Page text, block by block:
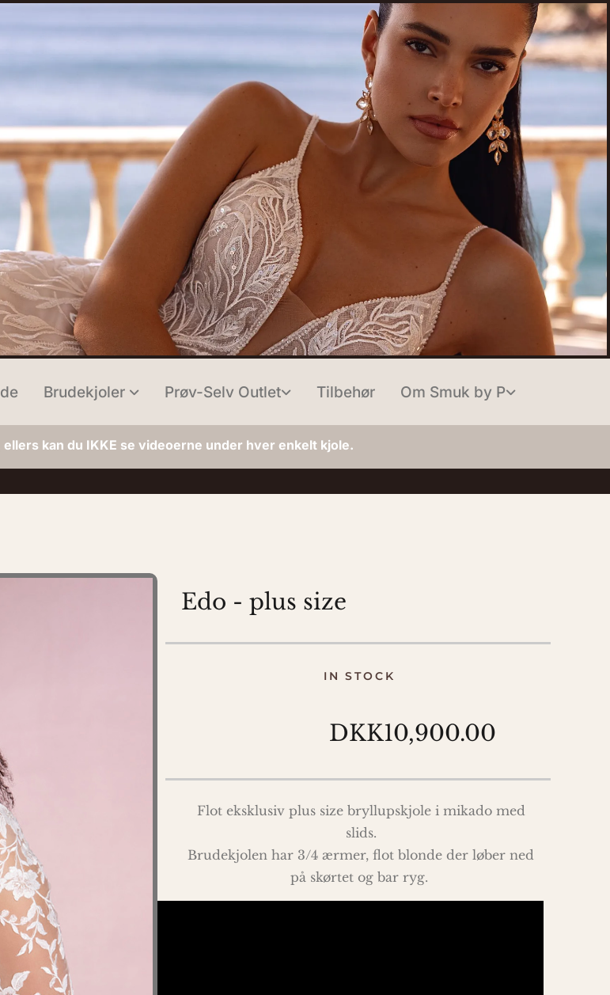
Brudekjoler Prøv-Selv Outlet Tilbehør Om Smuk by P
ellers kan du IKKE se videoerne under hver enkelt kjole.
Edo - plus size
IN STOCK
DKK10,900.00
Flot eksklusiv plus size bryllupskjole i mikado med
slids.
Brudekjolen har 3/4 ærmer, flot blonde der løber ned
på skørtet og bar ryg.